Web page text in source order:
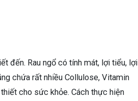
đến. Rau ngổ có tính mát, lợi tiểu, lợi
chứa rất nhiều Collulose, Vitamin
cho sức khỏe. Cách thực hiện